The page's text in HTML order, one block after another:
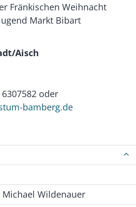
Fränkischen Weihnacht
Markt Bibart
Aisch
oder
bamberg.de
Wildenauer